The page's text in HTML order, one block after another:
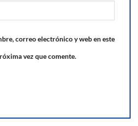
correo electrónico y web en este
vez que comente.